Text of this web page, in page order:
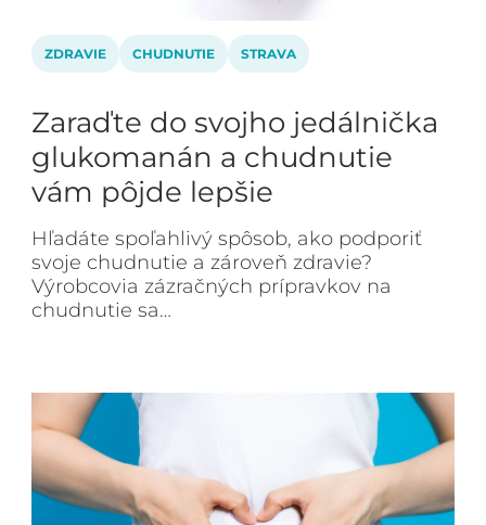
ZDRAVIE CHUDNUTIE STRAVA
Zaraďte do svojho jedálnička
glukomanán a chudnutie
vám pôjde lepšie
Hľadáte spoľahlivý spôsob, ako podporiť
svoje chudnutie a zároveň zdravie?
Výrobcovia zázračných prípravkov na
chudnutie sa…